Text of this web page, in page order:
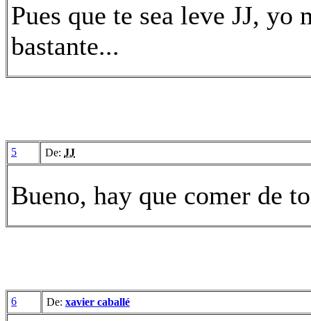
Pues que te sea leve JJ,
bastante...
5 De: JJ
Bueno, hay que comer de
6 De: xavier caballé